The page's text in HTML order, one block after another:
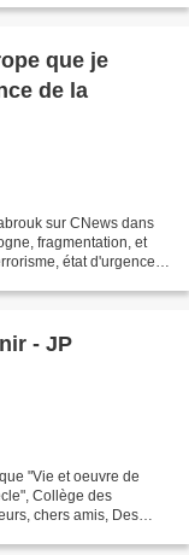
que je
de la
sur CNews dans
fragmentation, et
état d'urgence-
- JP
"Vie et oeuvre de
Collège des
chers amis, Des